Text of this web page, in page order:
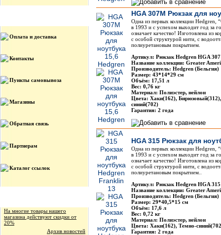
Оплата и доставка
Контакты
Пункты самовывоза
Магазины
Обратная связь
Партнерам
Каталог ссылок
На многие товары нашего
магазина действуют скидки от
20%
Архив новостей
HGA 307M Рюкзак для
Одна из первых коллекции Hedgren,
в 1993 и с успехом выходит год за
означает качество! Изготовлена из
с особой структурой нити, с
полиуретановым покрытием.
Артикул: Рюкзак Hedgren HGA
Название коллекции: Greater
Производитель: Hedgren (Бельгия)
Размер: 43*14*29 см
Объём: 17,51 л
Вес: 0,76 кг
Материал: Полиэстер, нейлон
Цвета: Хаки(162),
синий(702)
Гарантия: 2 года
HGA 315 Рюкзак для
Одна из первых коллекции Hedgren,
в 1993 и с успехом выходит год за
означает качество! Изготовлена из
с особой структурой нити, с
полиуретановым покрытием..
Артикул: Рюкзак Hedgren HGA 315
Название коллекции: Greater
Производитель: Hedgren (Бельгия)
Размер: 29*40,5*15 см
Объём: 17,6 л
Вес: 0,72 кг
Материал: Полиэстер, нейлон
Цвета: Хаки(162), Темно-
Гарантия: 2 года